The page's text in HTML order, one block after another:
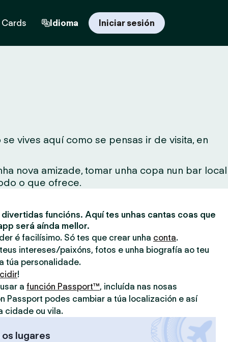
Idioma Iniciar sesión
vives aquí como se pensas ir de visita, en
nova amizade, tomar unha copa nun bar local
o que ofrece.
funcións. Aquí tes unhas cantas coas que
será aínda mellor.
é facilísimo. Só tes que crear unha conta.
intereses/paixóns, fotos e unha biografía ao teu
túa personalidade.
!
a función Passport™, incluída nas nosas
Passport podes cambiar a túa localización e así
cidade ou vila.
lugares